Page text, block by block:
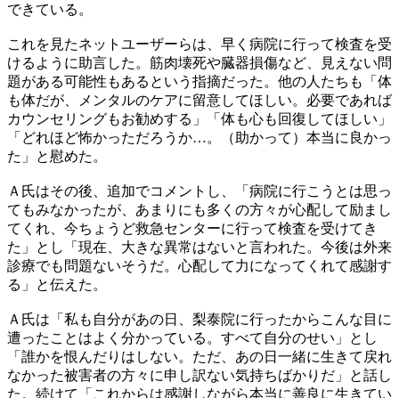
できている。
これを見たネットユーザーらは、早く病院に行って検査を受
けるように助言した。筋肉壊死や臓器損傷など、見えない問
題がある可能性もあるという指摘だった。他の人たちも「体
も体だが、メンタルのケアに留意してほしい。必要であれば
カウンセリングもお勧めする」「体も心も回復してほしい」
「どれほど怖かっただろうか…。（助かって）本当に良かっ
た」と慰めた。
Ａ氏はその後、追加でコメントし、「病院に行こうとは思っ
てもみなかったが、あまりにも多くの方々が心配して励まし
てくれ、今ちょうど救急センターに行って検査を受けてき
た」とし「現在、大きな異常はないと言われた。今後は外来
診療でも問題ないそうだ。心配して力になってくれて感謝す
る」と伝えた。
Ａ氏は「私も自分があの日、梨泰院に行ったからこんな目に
遭ったことはよく分かっている。すべて自分のせい」とし
「誰かを恨んだりはしない。ただ、あの日一緒に生きて戻れ
なかった被害者の方々に申し訳ない気持ちばかりだ」と話し
た。続けて「これからは感謝しながら本当に善良に生きてい